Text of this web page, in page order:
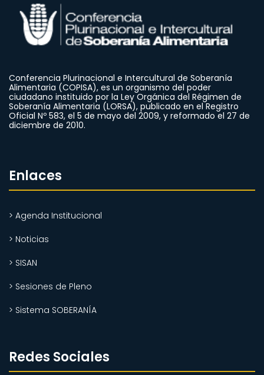
Conferencia Plurinacional e Intercultural de Soberanía
Alimentaria (COPISA), es un organismo del poder
ciudadano instituido por la Ley Orgánica del Régimen de
Soberanía Alimentaria (LORSA), publicado en el Registro
Oficial Nº 583, el 5 de mayo del 2009, y reformado el 27 de
diciembre de 2010.
Enlaces
> Agenda Institucional
> Noticias
> SISAN
> Sesiones de Pleno
> Sistema SOBERANÍA
Redes Sociales